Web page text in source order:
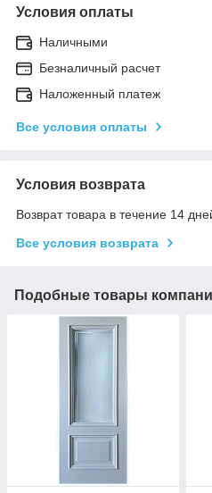
Условия оплаты
Наличными
Безналичный расчет
Наложенный платеж
Все условия оплаты
Условия возврата
Возврат товара в течение 14
Все условия возврата
Подобные товары